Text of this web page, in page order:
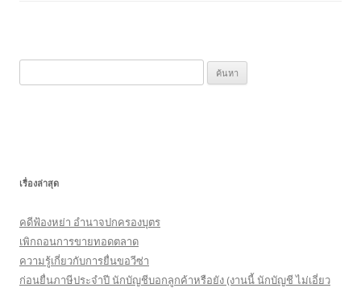
k
น
รั
:
เรื่องล่าสุด
คดีฟ้องหย่า อำนาจปกครองบุตร
เพิกถอนการขายทอดตลาด
ความรู้เกี่ยวกับการยื่นขอวีซ่า
ก่อนยื่นภาษีประจำปี นักบัญชีบอกลูกค้าหรือยัง (งานนี้ นักบัญชี ไม่เอี่ยว